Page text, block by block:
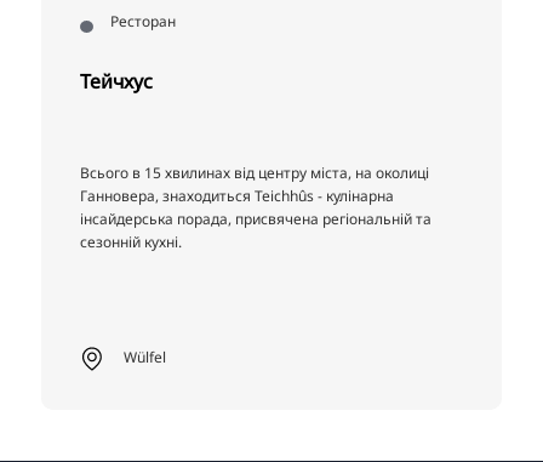
Ресторан
Тейчхус
Всього в 15 хвилинах від центру міста, на околиці
Ганновера, знаходиться Teichhûs - кулінарна
інсайдерська порада, присвячена регіональній та
сезонній кухні.
Wülfel